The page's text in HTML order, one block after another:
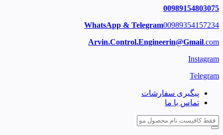
00989154803075
WhatsApp & Telegram00989354157234
Arvin.Control.Engineerin@Gmail.com
Instagram
Telegram
پیگیری سفارشات
تماس با ما